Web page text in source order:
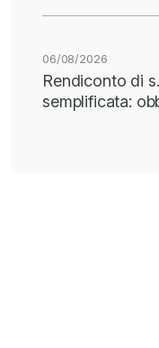
06/08/2026
Rendiconto di
semplificata: